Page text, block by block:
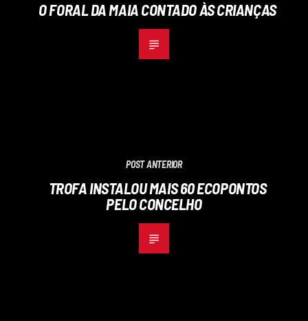
O FORAL DA MAIA CONTADO ÀS CRIANÇAS
POST ANTERIOR
TROFA INSTALOU MAIS 60 ECOPONTOS
PELO CONCELHO